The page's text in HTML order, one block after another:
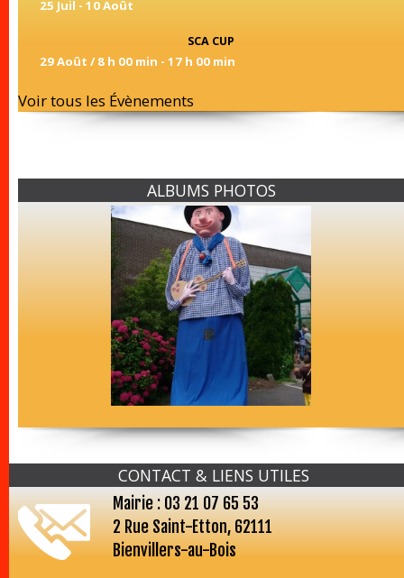
25 Juil - 10 Août
SCA CUP
29 Août / 8 h 00 min - 17 h 00 min
Voir tous les Évènements
ALBUMS PHOTOS
CONTACT & LIENS UTILES
Mairie : 03 21 07 65 53
2 Rue Saint-Etton, 62111
Bienvillers-au-Bois